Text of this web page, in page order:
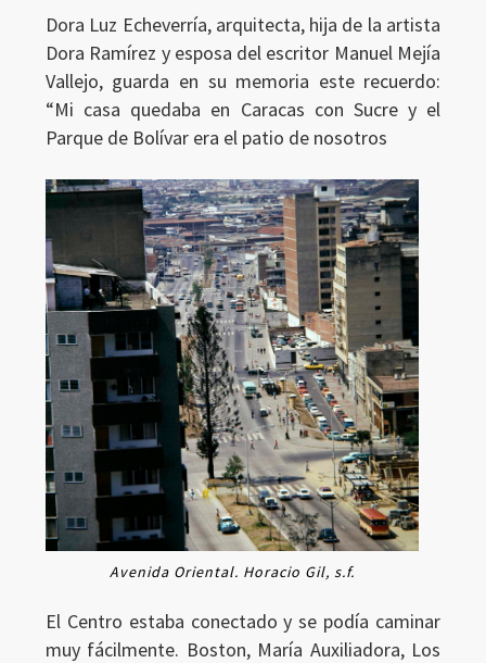
Dora Luz Echeverría, arquitecta, hija de la artista
Dora Ramírez y esposa del escritor Manuel Mejía
Vallejo, guarda en su memoria este recuerdo:
“Mi casa quedaba en Caracas con Sucre y el
Parque de Bolívar era el patio de nosotros
Avenida Oriental. Horacio Gil, s.f.
El Centro estaba conectado y se podía caminar
muy fácilmente. Boston, María Auxiliadora, Los